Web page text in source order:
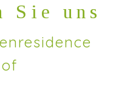
Sie uns